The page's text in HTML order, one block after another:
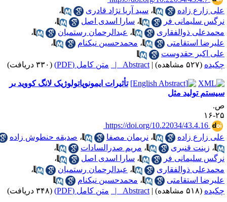
زارع زاده
،سید آریا نژاد قادری
،
سلیمانی فر
،سارا اسدی اصل
،
ذوالفقاری
،عبدالرحمان رستمیان
،
استقامتی
،محمدحسین نیکنام
،
اکبر حقدوست
(۵۲۷ مشاهده) |
Abstract | متن کامل (PDF) (۳۳۰ دریافت)
تأثیرات ایمونوپاتولوژیک لانگ کووید بر
تولید مثل
۱۶
‎ https://doi.org/10.22034/43.4.16
زارع زاده
،نریمان مصفا ،صدیقه حنطوش زاده
،زینت قنبری ،مریم صدرالسادات
،
سلیمانی فر
،سارا اسدی اصل
،
ذوالفقاری
،عبدالرحمان رستمیان
،
استقامتی
،محمدحسین نیکنام
(۵۱۸ مشاهده) |
Abstract | متن کامل (PDF) (۳۴۸ دریافت)